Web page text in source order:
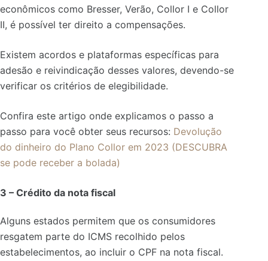
econômicos como Bresser, Verão, Collor I e Collor
II, é possível ter direito a compensações.
Existem acordos e plataformas específicas para
adesão e reivindicação desses valores, devendo-se
verificar os critérios de elegibilidade.
Confira este artigo onde explicamos o passo a
passo para você obter seus recursos: Devolução
do dinheiro do Plano Collor em 2023 (DESCUBRA
se pode receber a bolada)
3 – Crédito da nota fiscal
Alguns estados permitem que os consumidores
resgatem parte do ICMS recolhido pelos
estabelecimentos, ao incluir o CPF na nota fiscal.